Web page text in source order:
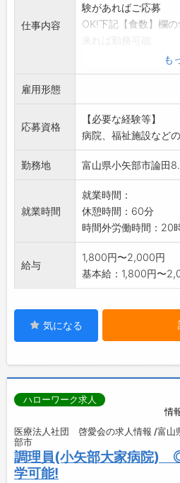
仕事内容
験があればご応募
OK!下記【食数】欄
です。メディカル給
期間にしっかり
【食数】朝60食、昼
・調理・盛り付け、配
・食器、調理器具の
・翌日使用する野菜
・食材の下処理、
も
雇用形態
応募資格
【必要な経験等】
病院、福祉施設など
勤務地 富山県小矢部市論田
就業時間
就業時間：
休憩時間：60分
時間外労働時間：20
給与
1,800円〜2,000円
基本給：1,800円〜
気になる
情
ハローワーク求人
医療法人社団 啓愛会の求人情報 /富山
部市
調理員(小矢部大家病院)
学可能!